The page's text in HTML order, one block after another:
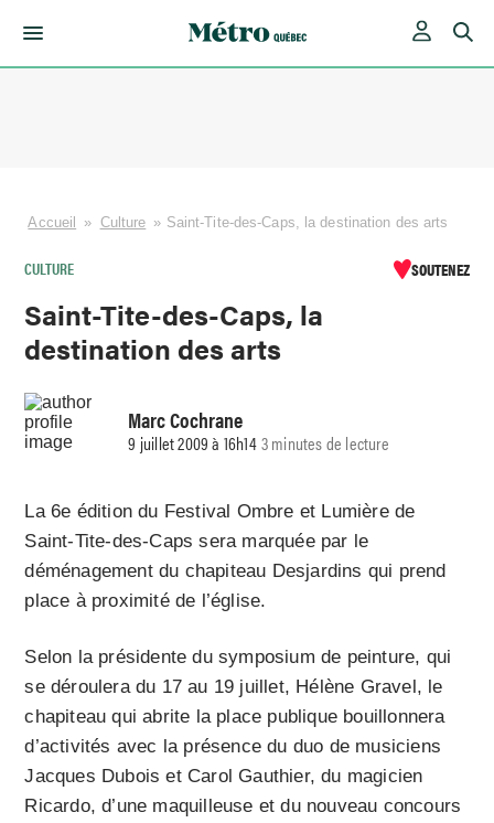
Accueil » Culture » Saint-Tite-des-Caps, la destination des arts
CULTURE SOUTENEZ
Saint-Tite-des-Caps, la
destination des arts
Marc Cochrane
9 juillet 2009 à 16h143 minutes de lecture
La 6e édition du Festival Ombre et Lumière de
Saint-Tite-des-Caps sera marquée par le
déménagement du chapiteau Desjardins qui prend
place à proximité de l’église.
Selon la présidente du symposium de peinture, qui
se déroulera du 17 au 19 juillet, Hélène Gravel, le
chapiteau qui abrite la place publique bouillonnera
d’activités avec la présence du duo de musiciens
Jacques Dubois et Carol Gauthier, du magicien
Ricardo, d’une maquilleuse et du nouveau concours